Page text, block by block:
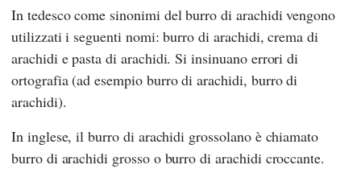
In tedesco come sinonimi del burro di arachidi vengono
utilizzati i seguenti nomi: burro di arachidi, crema di
arachidi e pasta di arachidi. Si insinuano errori di
ortografia (ad esempio burro di arachidi, burro di
arachidi).
In inglese, il burro di arachidi grossolano è chiamato
burro di arachidi grosso o burro di arachidi croccante.